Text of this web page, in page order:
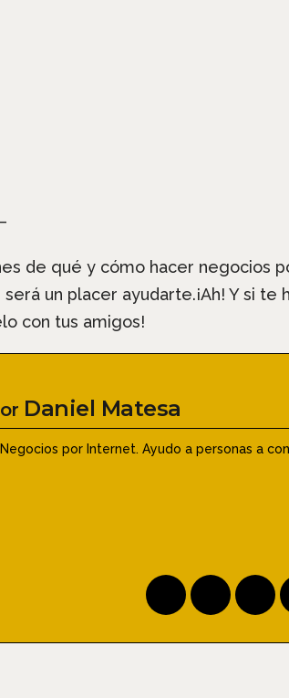
de qué y cómo hacer negocios
un placer ayudarte.¡Ah! Y si te
con tus amigos!
Daniel Matesa
por Internet. Ayudo a personas a